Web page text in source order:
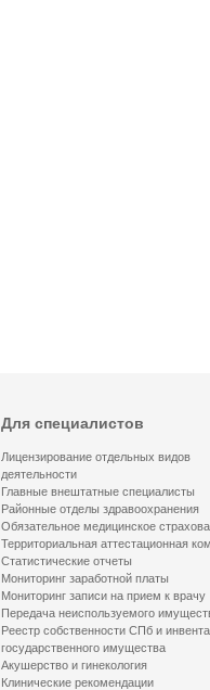
Для специалистов
Лицензирование отдельных видов
деятельности
Главные внештатные специалисты
Районные отделы здравоохранения
Обязательное медицинское
Территориальная аттестационная
Статистические отчеты
Мониторинг заработной платы
Мониторинг записи на прием к врачу
Передача неиспользуемого
Реестр собственности СПб и
государственного имущества
Акушерство и гинекология
Клинические рекомендации